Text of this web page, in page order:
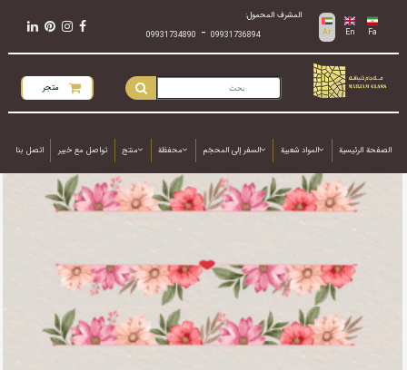
Fa
En
Ar
المشرف المحمول:
09931736894
-
09931734890
متجر
الصفحة الرئيسية المواد شعبية السفر إلى المحجَم محفظة منتج تواصل مع خبير اتصل بنا